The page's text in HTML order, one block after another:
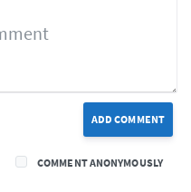
ADD COMMENT
COMMENT ANONYMOUSLY